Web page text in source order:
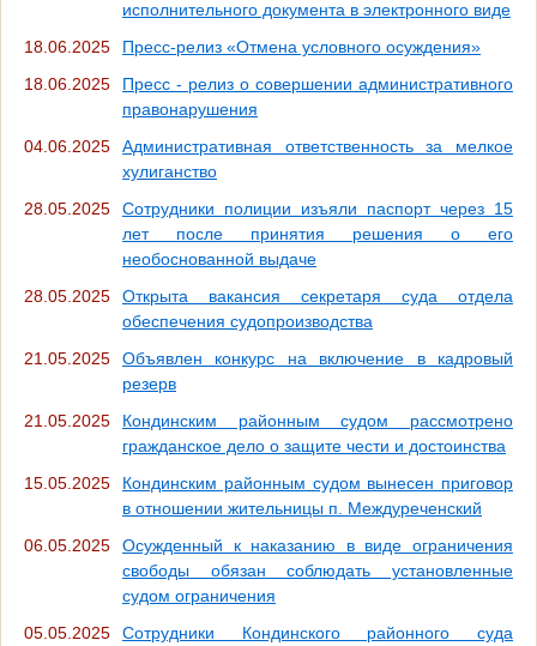
исполнительного документа в электронного виде
18.06.2025
Пресс-релиз «Отмена условного осуждения»
18.06.2025
Пресс - релиз о совершении административного
правонарушения
04.06.2025
Административная ответственность за мелкое
хулиганство
28.05.2025
Сотрудники полиции изъяли паспорт через 15
лет после принятия решения о его
необоснованной выдаче
28.05.2025
Открыта вакансия секретаря суда отдела
обеспечения судопроизводства
21.05.2025
Объявлен конкурс на включение в кадровый
резерв
21.05.2025
Кондинским районным судом рассмотрено
гражданское дело о защите чести и достоинства
15.05.2025
Кондинским районным судом вынесен приговор
в отношении жительницы п. Междуреченский
06.05.2025
Осужденный к наказанию в виде ограничения
свободы обязан соблюдать установленные
судом ограничения
05.05.2025
Сотрудники Кондинского районного суда